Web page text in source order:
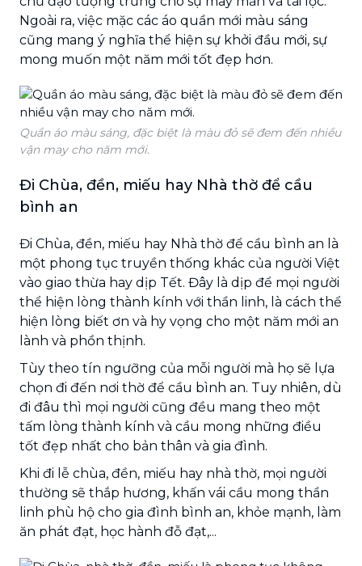
Ngoài ra, việc mặc các áo quần mới màu sáng
cũng mang ý nghĩa thể hiện sự khởi đầu mới, sự
mong muốn một năm mới tốt đẹp hơn.
Quần áo màu sáng, đặc biệt là màu đỏ sẽ đem đến nhiều
vận may cho năm mới.
Đi Chùa, đền, miếu hay Nhà thờ để cầu
bình an
Đi Chùa, đền, miếu hay Nhà thờ để cầu bình an là
một phong tục truyền thống khác của người Việt
vào giao thừa hay dịp Tết. Đây là dịp để mọi người
thể hiện lòng thành kính với thần linh, là cách thể
hiện lòng biết ơn và hy vọng cho một năm mới an
lành và phồn thịnh.
Tùy theo tín ngưỡng của mỗi người mà họ sẽ lựa
chọn đi đến nơi thờ để cầu bình an. Tuy nhiên, dù
đi đâu thì mọi người cũng đều mang theo một
tấm lòng thành kính và cầu mong những điều
tốt đẹp nhất cho bản thân và gia đình.
Khi đi lễ chùa, đền, miếu hay nhà thờ, mọi người
thường sẽ thắp hương, khấn vái cầu mong thần
linh phù hộ cho gia đình bình an, khỏe mạnh, làm
ăn phát đạt, học hành đỗ đạt,...